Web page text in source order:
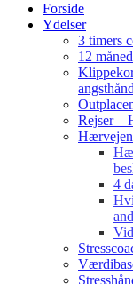
Forside
Ydelser
3 timers
12
Rejser –
Hærvejen
4